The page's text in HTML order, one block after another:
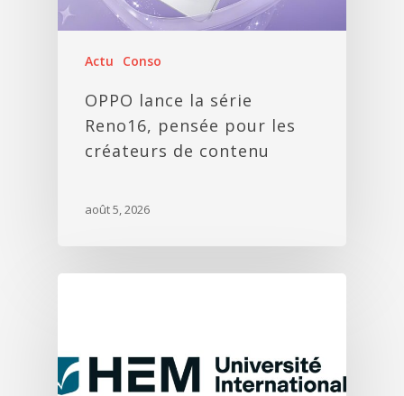
Actu Conso
OPPO lance la série
Reno16, pensée pour les
créateurs de contenu
août 5, 2026